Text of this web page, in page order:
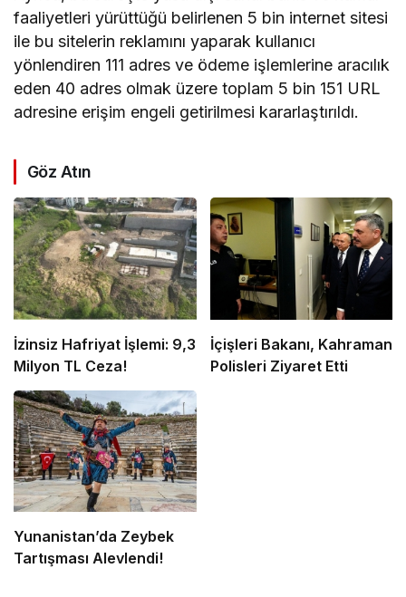
faaliyetleri yürüttüğü belirlenen 5 bin internet sitesi
ile bu sitelerin reklamını yaparak kullanıcı
yönlendiren 111 adres ve ödeme işlemlerine aracılık
eden 40 adres olmak üzere toplam 5 bin 151 URL
adresine erişim engeli getirilmesi kararlaştırıldı.
Göz Atın
İzinsiz Hafriyat İşlemi: 9,3
Milyon TL Ceza!
İçişleri Bakanı, Kahraman
Polisleri Ziyaret Etti
Yunanistan’da Zeybek
Tartışması Alevlendi!